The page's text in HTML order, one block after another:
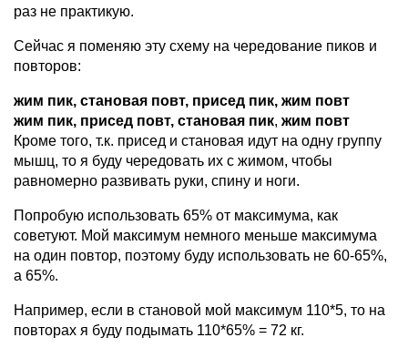
раз не практикую.
Сейчас я поменяю эту схему на чередование пиков и
повторов:
жим пик, становая повт, присед пик, жим повт
жим пик, присед повт, становая пик, жим повт
Кроме того, т.к. присед и становая идут на одну группу
мышц, то я буду чередовать их с жимом, чтобы
равномерно развивать руки, спину и ноги.
Попробую использовать 65% от максимума, как
советуют. Мой максимум немного меньше максимума
на один повтор, поэтому буду использовать не 60-65%,
а 65%.
Например, если в становой мой максимум 110*5, то на
повторах я буду подымать 110*65% = 72 кг.